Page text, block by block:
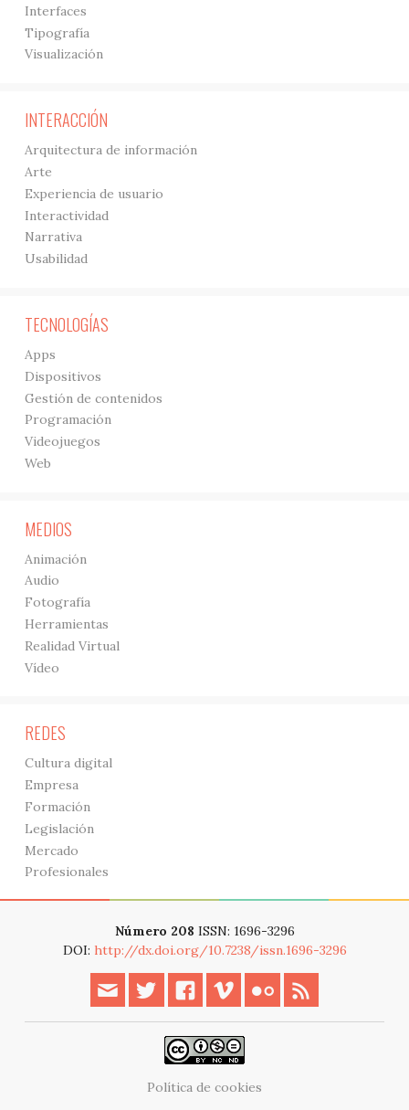
Interfaces
Tipografía
Visualización
INTERACCIÓN
Arquitectura de información
Arte
Experiencia de usuario
Interactividad
Narrativa
Usabilidad
TECNOLOGÍAS
Apps
Dispositivos
Gestión de contenidos
Programación
Videojuegos
Web
MEDIOS
Animación
Audio
Fotografía
Herramientas
Realidad Virtual
Vídeo
REDES
Cultura digital
Empresa
Formación
Legislación
Mercado
Profesionales
Número 208 ISSN: 1696-3296
DOI: http://dx.doi.org/10.7238/issn.1696-3296
Política de cookies